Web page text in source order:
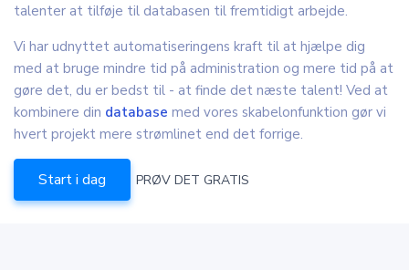
talenter at tilføje til databasen til fremtidigt arbejde.
Vi har udnyttet automatiseringens kraft til at hjælpe dig
med at bruge mindre tid på administration og mere tid på at
gøre det, du er bedst til - at finde det næste talent! Ved at
kombinere din database med vores skabelonfunktion gør vi
hvert projekt mere strømlinet end det forrige.
Start i dag PRØV DET GRATIS